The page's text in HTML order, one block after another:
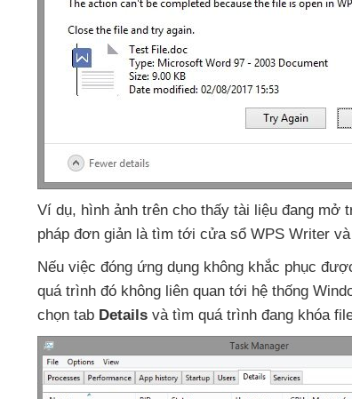
Ví dụ, hình ảnh trên cho thấy tài liệu đang mở
pháp đơn giản là tìm tới cửa sổ WPS Writer
Nếu việc đóng ứng dụng không khắc phục
quá trình đó không liên quan tới hệ thống
chọn tab Details và tìm quá trình đang khóa